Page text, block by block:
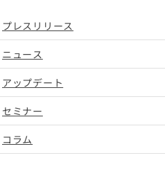
プレスリリース
ニュース
アップデート
セミナー
コラム